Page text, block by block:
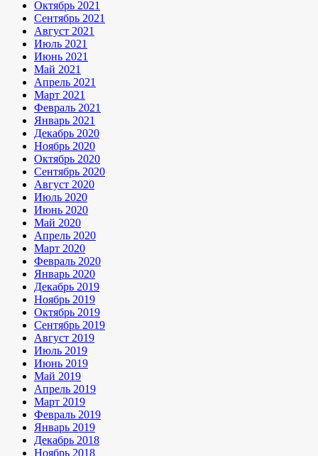
Октябрь 2021
Сентябрь 2021
Август 2021
Июль 2021
Июнь 2021
Май 2021
Апрель 2021
Март 2021
Февраль 2021
Январь 2021
Декабрь 2020
Ноябрь 2020
Октябрь 2020
Сентябрь 2020
Август 2020
Июль 2020
Июнь 2020
Май 2020
Апрель 2020
Март 2020
Февраль 2020
Январь 2020
Декабрь 2019
Ноябрь 2019
Октябрь 2019
Сентябрь 2019
Август 2019
Июль 2019
Июнь 2019
Май 2019
Апрель 2019
Март 2019
Февраль 2019
Январь 2019
Декабрь 2018
Ноябрь 2018